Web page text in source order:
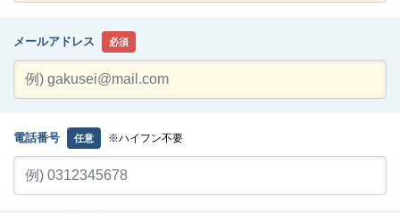
メールアドレス 必須
電話番号 任意 ※ハイフン不要